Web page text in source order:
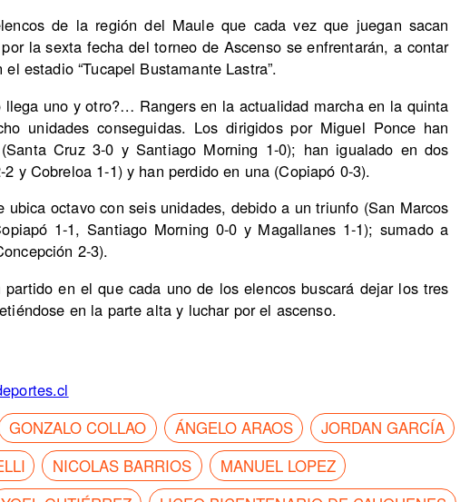
de la región del Maule que cada vez que juegan sacan
la sexta fecha del torneo de Ascenso se enfrentarán, a contar
estadio “Tucapel Bustamante Lastra”.
llega uno y otro?… Rangers en la actualidad marcha en la quinta
unidades conseguidas. Los dirigidos por Miguel Ponce han
Cruz 3-0 y Santiago Morning 1-0); han igualado en dos
y Cobreloa 1-1) y han perdido en una (Copiapó 0-3).
ubica octavo con seis unidades, debido a un triunfo (San Marcos
1-1, Santiago Morning 0-0 y Magallanes 1-1); sumado a
2-3).
en el que cada uno de los elencos buscará dejar los tres
en la parte alta y luchar por el ascenso.
GONZALO COLLAO ÁNGELO ARAOS
JORDAN GARCÍA
NICOLAS BARRIOS
MANUEL LOPEZ